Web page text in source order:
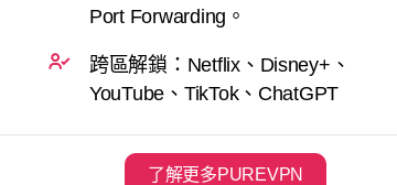
Port Forwarding。
跨區解鎖：Netflix、Disney+、
YouTube、TikTok、ChatGPT
了解更多PUREVPN